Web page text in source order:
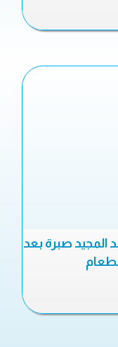
المجيد صبرة بعد